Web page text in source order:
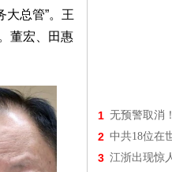
大总管”。王
董宏、田惠
1 无预警取消
2 中共18位在
3 江浙出现惊